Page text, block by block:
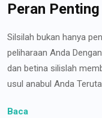
Peran
Silsilah bukan hanya
peliharaan Anda
dan betina silislah
usul anabul Anda
Baca